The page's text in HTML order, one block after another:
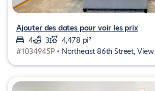
Ajouter des dates pour voir les prix
4
3
4,478 pi²
#1034945P • Northeast 86th Street,